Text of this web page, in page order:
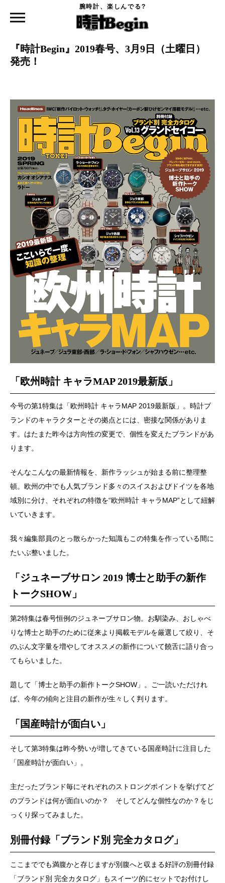
腕時計、楽しんでる?
『時計Begin』2019春号、3月9日（土曜日）発売！
『時計Begin』2019春号、3月9日（土曜日）
発売！
「欧州時計 キャラMAP 2019最新版」
今号の第1特集は「欧州時計 キャラMAP 2019最新版」。時計ブ
ランドのキャラクターとその拠点とには、密接な関係がありま
す。はたまた昨今は方向性の変更で、個性を変えたブランドがあ
ります。
そんなこんなの最新情報を、新作ラッシュが始まる前に整理整
頓。欧州の中でも人気ブランド多々のスイスおよびドイツを各地
域別に分け、それぞれの特徴を“欧州時計 キャラMAP”として紐解
いていきます。
我々編集部員のとっ散らかった知識もこの特集を作っている間に
たいぶ整いました。
「ジュネーブサロン 2019 博士と助手の新作
トークSHOW」
第2特集は春号恒例のジュネーブサロン物。お馴染み、おしゃべ
りな博士と助手のために従来より掲載モデルを厳選して絞り、そ
のぶん文字量を増やしてオススメの新作について饒舌に語り合っ
てもらいました。
題して「博士と助手の新作トークSHOW」。ご一読いただけれ
ば、今年の傾向と注目の新作が生々しく判ります。
「国産時計が面白い」
そして第3特集は昨今勢いが増してきている国産時計に注目した
「国産時計が面白い」。
主だったブランド毎にそれぞれのストロングポイントを挙げてど
のブランドは何が面白いのか？ そしてどんな個性なのか？をじ
っくり探ってみました。
別冊付録「ブランド別 完全カタログ」
ここまででも満腹かと存じますが別腹へと収まる好評の別冊付録
「ブランド別 完全カタログ」もスイーツ的にセットでお付けし